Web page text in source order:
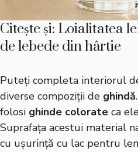
Citește și: Loialitatea
de lebede din hârtie
Puteți completa interiorul
diverse compoziții de ghindă
folosi ghinde colorate ca
Suprafața acestui material
cu ușurință cu lac pentru